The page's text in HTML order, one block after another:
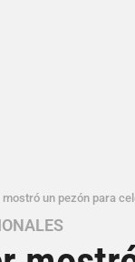
mostró un pezón para